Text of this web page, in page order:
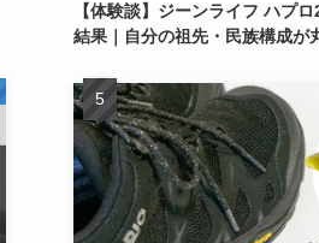
【体験談】ジーンライフ ハプ
結果｜自分の祖先・民族構成が